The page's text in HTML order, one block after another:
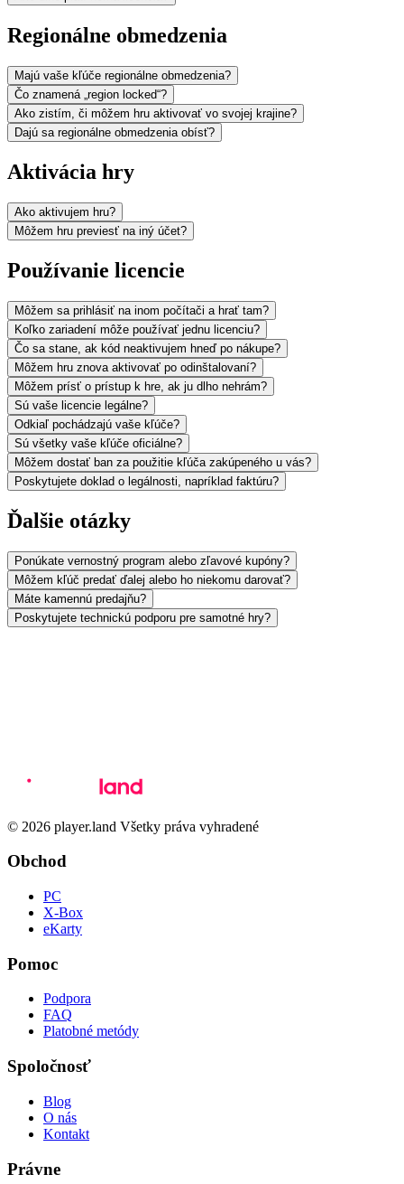
Regionálne obmedzenia
Majú vaše kľúče regionálne obmedzenia?
Čo znamená „region locked“?
Ako zistím, či môžem hru aktivovať vo svojej krajine?
Dajú sa regionálne obmedzenia obísť?
Aktivácia hry
Ako aktivujem hru?
Môžem hru previesť na iný účet?
Používanie licencie
Môžem sa prihlásiť na inom počítači a hrať tam?
Koľko zariadení môže používať jednu licenciu?
Čo sa stane, ak kód neaktivujem hneď po nákupe?
Môžem hru znova aktivovať po odinštalovaní?
Môžem prísť o prístup k hre, ak ju dlho nehrám?
Sú vaše licencie legálne?
Odkiaľ pochádzajú vaše kľúče?
Sú všetky vaše kľúče oficiálne?
Môžem dostať ban za použitie kľúča zakúpeného u vás?
Poskytujete doklad o legálnosti, napríklad faktúru?
Ďalšie otázky
Ponúkate vernostný program alebo zľavové kupóny?
Môžem kľúč predať ďalej alebo ho niekomu darovať?
Máte kamennú predajňu?
Poskytujete technickú podporu pre samotné hry?
© 2026 player.land Všetky práva vyhradené
Obchod
PC
X-Box
eKarty
Pomoc
Podpora
FAQ
Platobné metódy
Spoločnosť
Blog
O nás
Kontakt
Právne